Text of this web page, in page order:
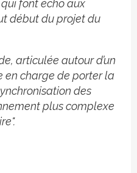
font écho aux
début du projet du
articulée autour d’un
en charge de porter la
des
plus complexe